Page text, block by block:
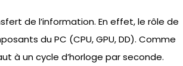
de l’information. En effet, le rôle de
du PC (CPU, GPU, DD). Comme
à un cycle d’horloge par seconde.